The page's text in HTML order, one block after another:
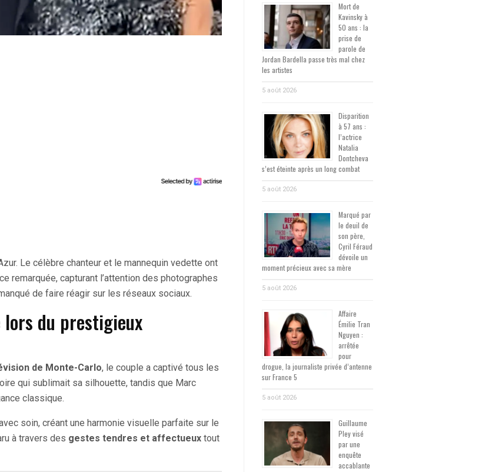
Le célèbre chanteur et le mannequin vedette ont
remarquée, capturant l’attention des photographes
de faire réagir sur les réseaux sociaux.
du prestigieux
de Monte-Carlo, le couple a captivé tous les
qui sublimait sa silhouette, tandis que Marc
classique.
soin, créant une harmonie visuelle parfaite sur le
à travers des gestes tendres et affectueux tout
Mort de
Kavinsky à
50 ans : la
prise de
parole de
Jordan Bardella passe très mal chez
les artistes
5 août 2026
Disparition
à 57 ans :
l’actrice
Natalia
Dontcheva
s’est éteinte après un long combat
5 août 2026
Marqué par
le deuil de
son père,
Cyril Féraud
dévoile un
moment précieux avec sa mère
5 août 2026
Affaire
Émilie Tran
Nguyen :
arrêtée
pour
drogue, la journaliste privée d’antenne
sur France 5
5 août 2026
Guillaume
Pley visé
par une
enquête
accablante